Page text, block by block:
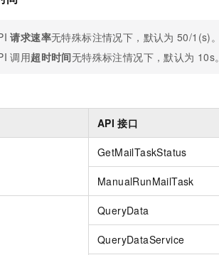
请求速率无特殊标注情况下，默认为 50/1(s)。
调用超时时间无特殊标注情况下，默认为 10s。
API 接口
GetMailTaskStatus
ManualRunMailTask
QueryData
QueryDataService